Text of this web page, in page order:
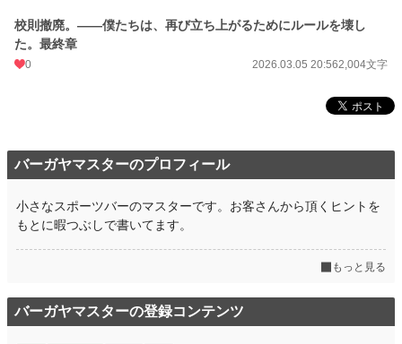
校則撤廃。――僕たちは、再び立ち上がるためにルールを壊し
た。最終章
0 2026.03.05 20:562,004文字
バーガヤマスターのプロフィール
小さなスポーツバーのマスターです。お客さんから頂くヒントを
もとに暇つぶしで書いてます。
もっと見る
バーガヤマスターの登録コンテンツ